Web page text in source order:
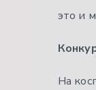
это и
На